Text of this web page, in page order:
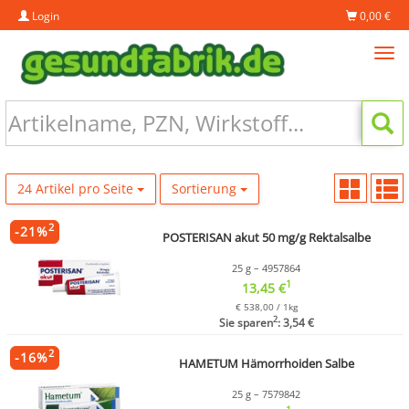
Login 0,00 €
24 Artikel pro Seite Sortierung
POSTERISAN akut 50 mg/g Rektalsalbe
25 g – 4957864
13,45 €1
€ 538,00 / 1kg
Sie sparen2: 3,54 €
-21%2
HAMETUM Hämorrhoiden Salbe
25 g – 7579842
-16%2